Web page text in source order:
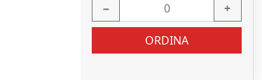
− +
ORDINA